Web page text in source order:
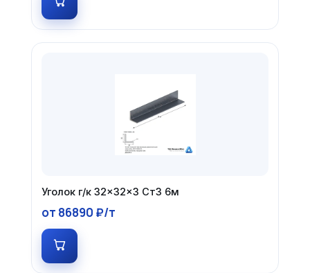
Уголок г/к 32×32×3 Ст3 6м
от 86890 ₽/т